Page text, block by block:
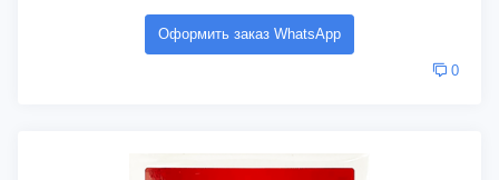
Оформить заказ WhatsApp
0